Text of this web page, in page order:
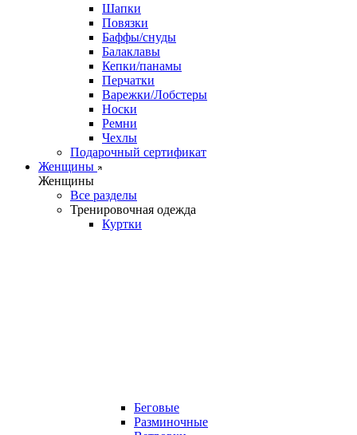
Шапки
Повязки
Баффы/снуды
Балаклавы
Кепки/панамы
Перчатки
Варежки/Лобстеры
Носки
Ремни
Чехлы
Подарочный сертификат
Женщины
Женщины
Все разделы
Тренировочная одежда
Куртки
Беговые
Разминочные